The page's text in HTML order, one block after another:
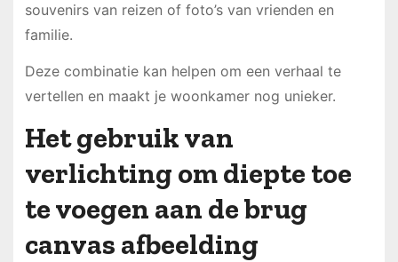
souvenirs van reizen of foto’s van vrienden en
familie.
Deze combinatie kan helpen om een verhaal te
vertellen en maakt je woonkamer nog unieker.
Het gebruik van
verlichting om diepte toe
te voegen aan de brug
canvas afbeelding